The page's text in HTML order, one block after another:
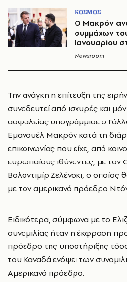
ΚΟΣΜΟΣ
Ο Μακρόν
συμμάχων
Ιανουαρίου
Newsroom
Την ανάγκη η επίτευξη της
συνοδευτεί από ισχυρές και
ασφαλείας υπογράμμισε ο
Εμανουέλ Μακρόν κατά τη
επικοινωνίας που είχε, από
ευρωπαίους ιθύνοντες, με
Βολοντιμίρ Ζελένσκι, ο οποίος
με τον αμερικανό πρόεδρο
Ειδικότερα, σύμφωνα με το
συνομιλίας ήταν η έκφραση
πρόεδρο της υποστήριξης
του Καναδά ενόψει των
Αμερικανό πρόεδρο.